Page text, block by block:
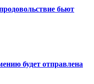
бьют
будет отправлена